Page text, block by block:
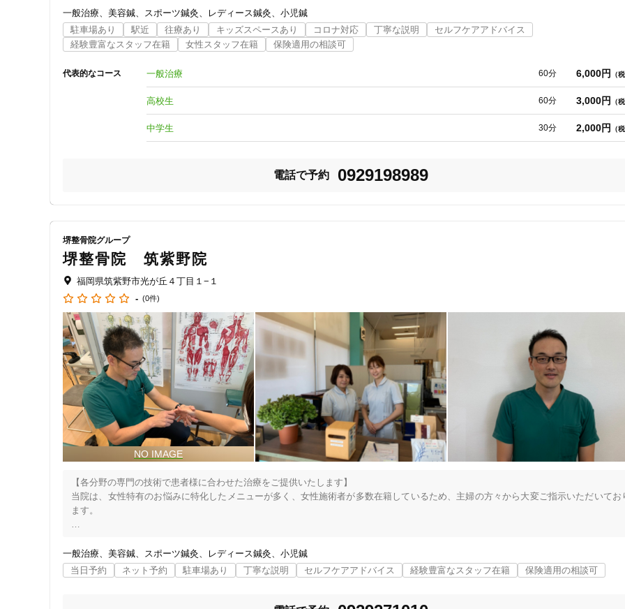
住所 筑紫野市 変更する
ジャンル
赤ちゃんの駅も登録しておりますので、どうぞお気軽にお越しくださいませ。
一般治療 美容鍼 スポーツ鍼灸 レディース鍼灸
小児鍼
駐車場あり
駅近 往療あり キッズスペースあり コロナ対応 丁寧な説明
セルフケアアドバイス
経験豊富なスタッフ在籍
女性スタッフ在籍 保険適用の相談可
代表的なコース 一般治療 60分 6,000円 （
高校生 60分 3,000円 （
中学生 30分 2,000円 （
電話で予約 0929198989
堺整骨院グループ
堺整骨院 筑紫野院
福岡県筑紫野市光が丘４丁目１−１
- (0件)
【各分野の専門の技術で患者様に合わせた治療をご提供いたします】
当院は、女性特有のお悩みに特化したメニューが多く、女性施術者が多数在籍しているため、主婦の方々から大変ご指示いただいてお
ます。
○夜になかなか眠れない。
○産後の骨盤をどこで締めたらよいか悩んでいる。
○子どもも高校生になり手がかからなくなり、次の老後ライフを大切に過ごすために、身体に力を入れていきたい。
一般治療 美容鍼 スポーツ鍼灸 レディース鍼灸
小児鍼
当日予約
ネット予約 駐車場あり 丁寧な説明 セルフケアアドバイス 経験豊富なスタッフ在籍 保険適用の相談可